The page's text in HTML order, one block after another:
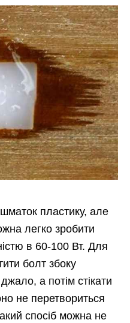
пластику, але
легко зробити
в 60-100 Вт. Для
болт збоку
а потім стікати
не перетвориться
спосіб можна не